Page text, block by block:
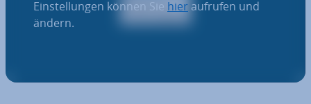
Einstellungen können Sie hier aufrufen und
ändern.